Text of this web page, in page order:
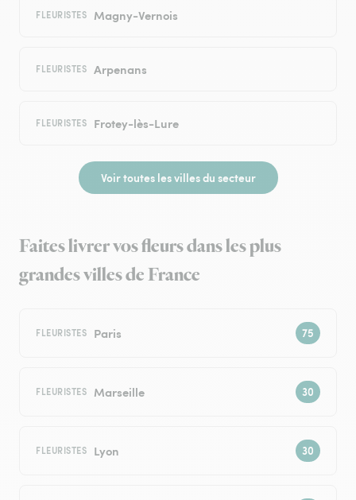
FLEURISTES Magny-Vernois
FLEURISTES Arpenans
FLEURISTES Frotey-lès-Lure
Voir toutes les villes du secteur
Faites livrer vos fleurs dans les plus
grandes villes de France
FLEURISTES Paris
FLEURISTES Marseille
FLEURISTES Lyon